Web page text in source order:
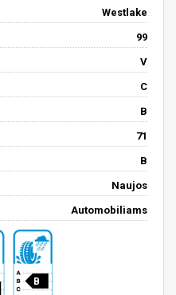
Westlake
99
V
C
B
71
B
Naujos
Automobiliams
B